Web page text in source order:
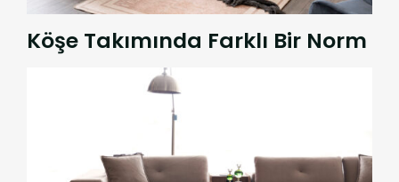
Köşe Takımında Farklı Bir Norm